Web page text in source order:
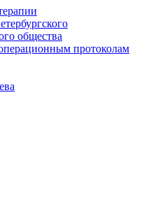
общества
протоколам